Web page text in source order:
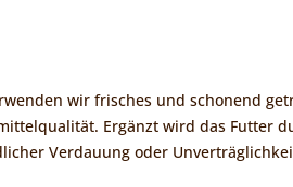
wir frisches und schonend
Ergänzt wird das Futter
Verdauung oder